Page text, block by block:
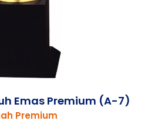
Emas Premium (A-7)
Premium